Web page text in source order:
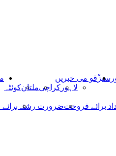
ْقو می خبریں
لاہور کراچیملتانکوئٹہ
برائے فروختضرورت رشتہ